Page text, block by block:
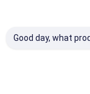
Good day, what